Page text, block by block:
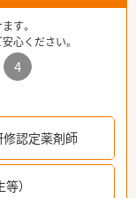
す。
心ください。
4
修認定薬剤師
）